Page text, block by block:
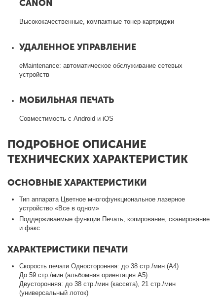
CANON
Высококачественные, компактные тонер-картриджи
УДАЛЕННОЕ УПРАВЛЕНИЕ
eMaintenance: автоматическое обслуживание сетевых
устройств
МОБИЛЬНАЯ ПЕЧАТЬ
Совместимость с Android и iOS
ПОДРОБНОЕ ОПИСАНИЕ
ТЕХНИЧЕСКИХ ХАРАКТЕРИСТИК
ОСНОВНЫЕ ХАРАКТЕРИСТИКИ
Тип аппарата Цветное многофункциональное лазерное
устройство «Все в одном»
Поддерживаемые функции Печать, копирование, сканирование
и факс
ХАРАКТЕРИСТИКИ ПЕЧАТИ
Скорость печати Односторонняя: до 38 стр./мин (A4)
До 59 стр./мин (альбомная ориентация A5)
Двусторонняя: до 38 стр./мин (кассета), 21 стр./мин
(универсальный лоток)